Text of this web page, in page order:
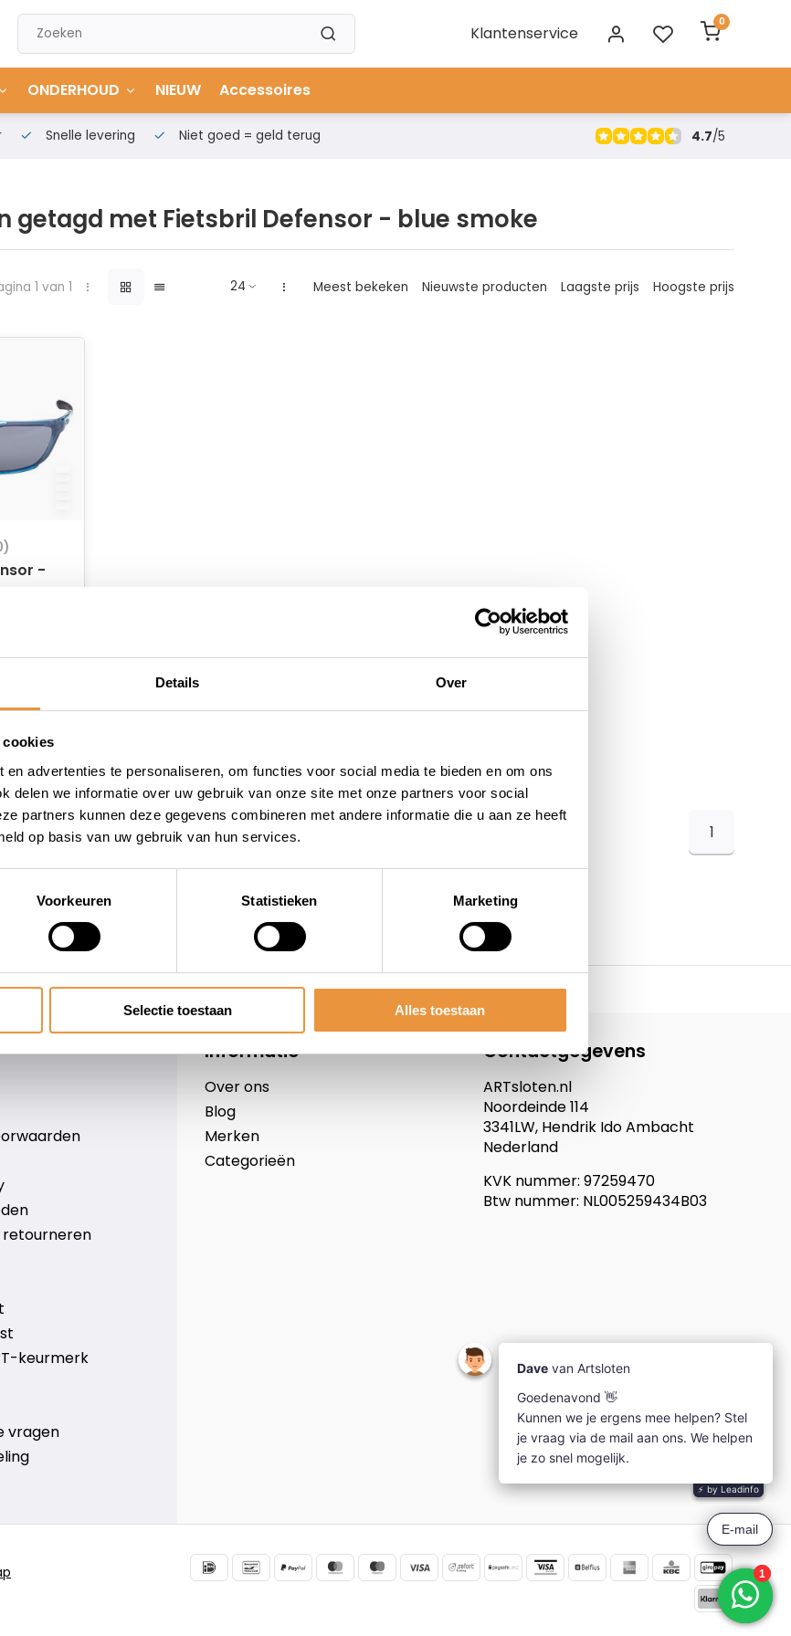
Details Over
cookies
advertenties te personaliseren, om functies voor social media te bieden en om ons
delen we informatie over uw gebruik van onze site met onze partners voor social
partners kunnen deze gegevens combineren met andere informatie die u aan ze heeft
op basis van uw gebruik van hun services.
Voorkeuren Statistieken Marketing
Selectie toestaan Alles toestaan
Klantenservice
0
ONDERHOUD NIEUW Accessoires
Snelle levering Niet goed = geld terug 4.7/5
getagd met Fietsbril Defensor - blue smoke
1 van 1 Meest bekeken Nieuwste producten Laagste prijs Hoogste prijs
-
1
Snelle levering Niet goed = geld terug
retourneren
keurmerk
vragen
Informatie
Over ons
Blog
Merken
Categorieën
Contactgegevens
ARTsloten.nl
Noordeinde 114
3341LW, Hendrik Ido Ambacht
Nederland
KVK nummer: 97259470
Btw nummer: NL005259434B03